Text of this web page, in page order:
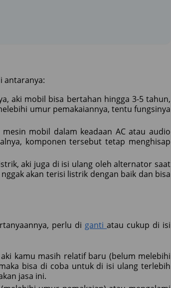
antaranya:
aki mobil bisa bertahan hingga 3-5 tahun,
umur pemakaiannya, tentu fungsinya
mobil dalam keadaan AC atau audio
komponen tersebut tetap menghisap
aki juga di isi ulang oleh alternator saat
akan terisi listrik dengan baik dan bisa
perlu di gantiatau cukup di isi
kamu masih relatif baru (belum melebihi
bisa di coba untuk di isi ulang terlebih
jasa ini.